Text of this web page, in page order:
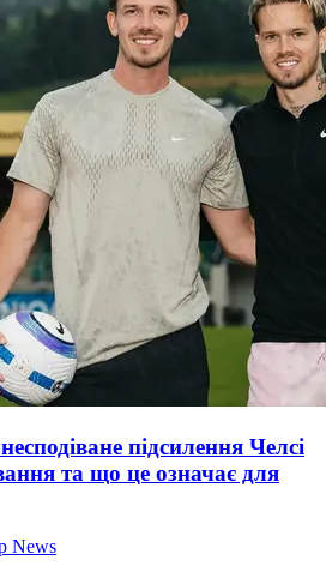
підсилення Челсі
та що це означає для
News